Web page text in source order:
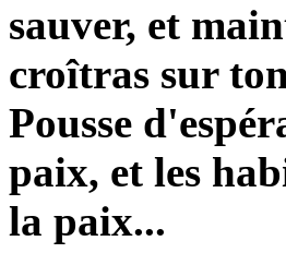
sauver, et
croîtras sur
Pousse
paix, et les
la paix...